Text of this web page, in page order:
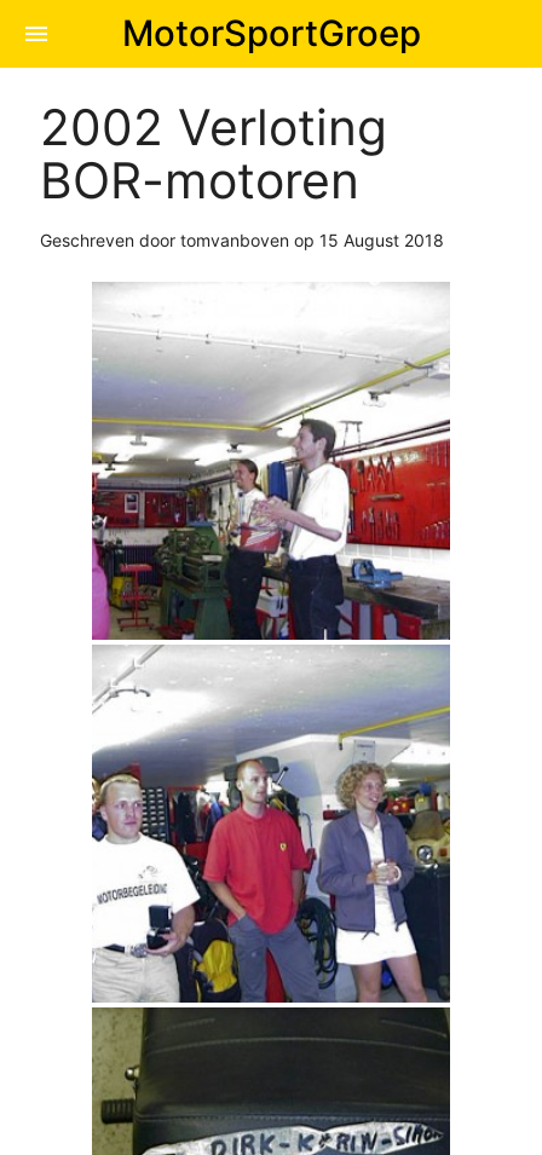
menu MotorSportGroep
2002 Verloting
BOR-motoren
Geschreven door tomvanboven op 15 August 2018